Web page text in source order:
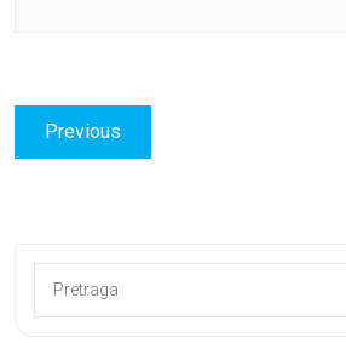
Post
navigation
Previous
post: